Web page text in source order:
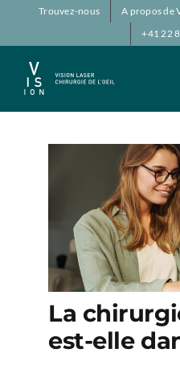
PasserTrouvez-nous A propos de
+41 22
La
est-elle